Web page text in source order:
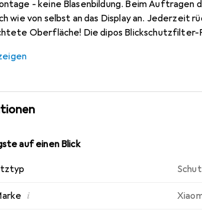
- keine Blasenbildung. Beim
wie von selbst an das Display an.
Oberfläche! Die dipos Blickschutzfilter-
zu entfernen (ohne Klebstoff).
4-Wege Sichtschutz - integrierter
auf einen Blick
i